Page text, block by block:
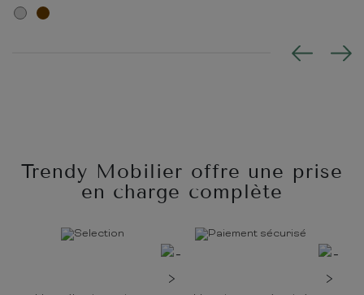
Trendy Mobilier offre une prise
en charge complète